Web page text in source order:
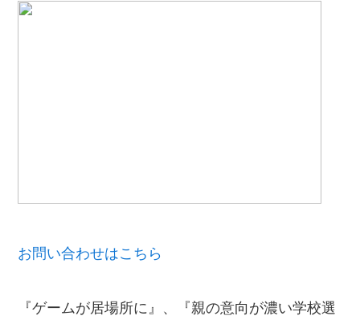
お問い合わせはこちら
『ゲームが居場所に』、『親の意向が濃い学校選